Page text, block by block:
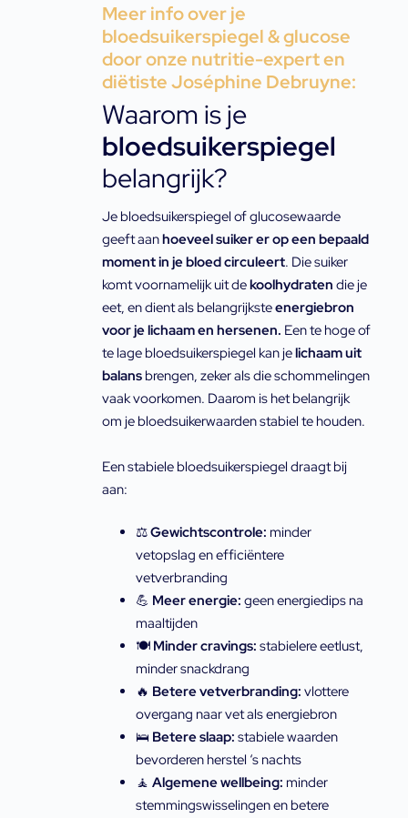
Meer info over je
bloedsuikerspiegel & glucose
door onze nutritie-expert en
diëtiste Joséphine Debruyne:
Waarom is je
bloedsuikerspiegel
belangrijk?
Je bloedsuikerspiegel of glucosewaarde
geeft aanhoeveel suiker er op een bepaald
moment in je bloed circuleert. Die suiker
komt voornamelijk uit dekoolhydraten die je
eet, en dient als belangrijksteenergiebron
voor je lichaam en hersenen. Een te hoge of
te lage bloedsuikerspiegel kan jelichaam uit
balansbrengen, zeker als die schommelingen
vaak voorkomen. Daarom is het belangrijk
om je bloedsuikerwaarden stabiel te houden.
Een stabiele bloedsuikerspiegel draagt bij
aan:
⚖️Gewichtscontrole: minder
vetopslag en efficiëntere
vetverbranding
💪 Meer energie: geen energiedips na
maaltijden
🍽️ Minder cravings: stabielere eetlust,
minder snackdrang
🔥 Betere vetverbranding: vlottere
overgang naar vet als energiebron
🛌 Betere slaap: stabiele waarden
bevorderen herstel ‘s nachts
🧘 Algemene wellbeing: minder
stemmingswisselingen en betere